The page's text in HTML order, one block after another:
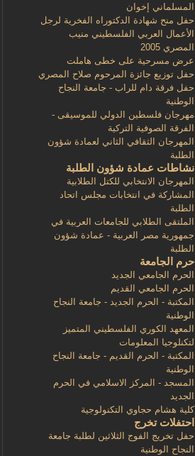
المسلماني إخوان
حفل منح شهادة الدكتوراه الفخرية لرجل
الأعمال العربي الفلسطيني منيب
المصري 2005
عرض مسرحية على خطى هاملت
حفل توزيع جائزة المرحوم صلاح المصري
حفل فرقة دام للراب - جامعة النجاح
الوطنية
مهرجان فلسطين الدولي للموسيقى -
الفرقة الصوفية التركية
المهرجان الثقافي الثاني لعمادة شؤون
الطلبة
نشاطات عمادة شؤون الطلبة
المهرجان الانتخابي للكتل الطلابية
المشاركة في انتخابات مجلس اتحاد
الطلبة
الملتقى الطلابي للجامعات العربية في
جمهورية مصر العربية - عمادة شؤون
الطلبة
حرم الجامعة
الحرم الجامعي الجديد
الحرم الجامعي القديم
المكتبة - الحرم الجديد - جامعة النجاح
الوطنية
المعهد الكوري الفلسطيني المتميز
لتكنلوجيا المعلومات
المكتبة - الحرم القديم - جامعة النجاح
الوطنية
المسجد - المركز الاسلامي في الحرم
الجديد
كلية هشام حجاوي التكنولوجية
احتفلات تخرج
حفل تخريج الفوج الثلاثين لطلبة جامعة
النجاح الوطنية